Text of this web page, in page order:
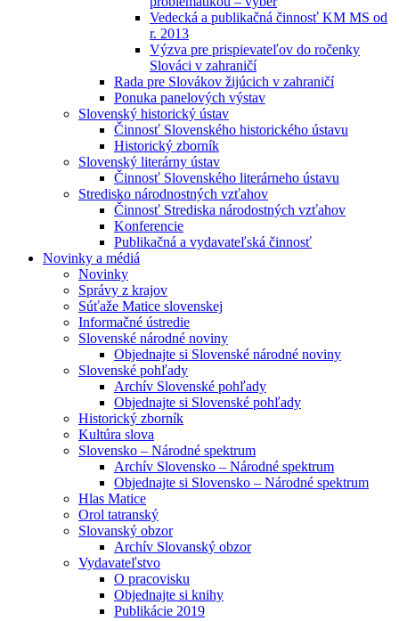
Vedecká a publikačná činnosť KM MS od
r. 2013
Výzva pre prispievateľov do ročenky
Slováci v zahraničí
Rada pre Slovákov žijúcich v zahraničí
Ponuka panelových výstav
Slovenský historický ústav
Činnosť Slovenského historického ústavu
Historický zborník
Slovenský literárny ústav
Činnosť Slovenského literárneho ústavu
Stredisko národnostných vzťahov
Činnosť Strediska národostných vzťahov
Konferencie
Publikačná a vydavateľská činnosť
Novinky a médiá
Novinky
Správy z krajov
Súťaže Matice slovenskej
Informačné ústredie
Slovenské národné noviny
Objednajte si Slovenské národné noviny
Slovenské pohľady
Archív Slovenské pohľady
Objednajte si Slovenské pohľady
Historický zborník
Kultúra slova
Slovensko – Národné spektrum
Archív Slovensko – Národné spektrum
Objednajte si Slovensko – Národné spektrum
Hlas Matice
Orol tatranský
Slovanský obzor
Archív Slovanský obzor
Vydavateľstvo
O pracovisku
Objednajte si knihy
Publikácie 2019